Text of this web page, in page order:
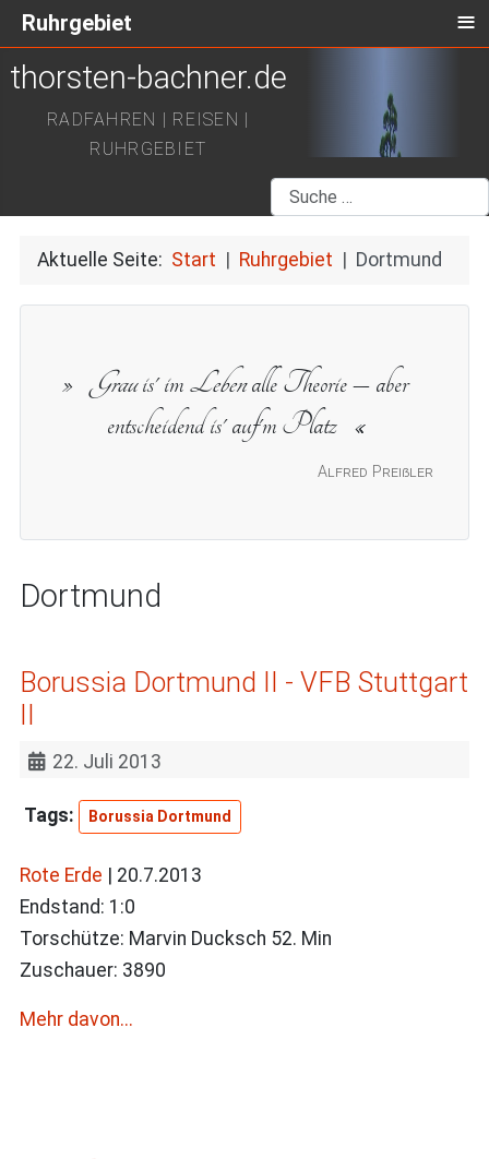
thorsten-bachner.de
RADFAHREN | REISEN |
RUHRGEBIET
Suchen
Aktuelle Seite: Start Ruhrgebiet Dortmund
Alfred Preißler
Grauis' imLebenalle Theorie – aber
entscheidend is' auf'm Platz
Dortmund
Borussia Dortmund II - VFB Stuttgart
22. Juli 2013
Borussia Dortmund
Rote Erde | 20.7.2013
Endstand: 1:0
Torschütze: Marvin Ducksch 52. Min
Zuschauer: 3890
Mehr davon...
Ruhrgebiet ≡